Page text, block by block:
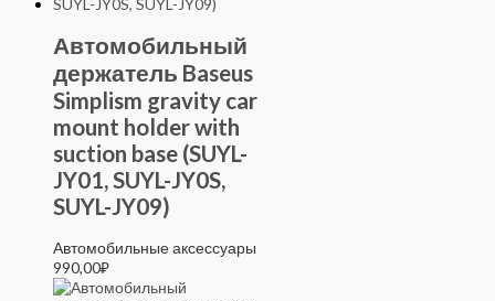
Автомобильный
держатель Baseus
Simplism gravity car
mount holder with
suction base (SUYL-
JY01, SUYL-JY0S,
SUYL-JY09)
Автомобильные аксессуары
990,00₽